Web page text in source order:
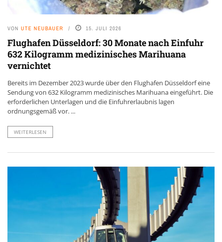
VON UTE NEUBAUER 15. JULI 2026
Flughafen Düsseldorf: 30 Monate nach Einfuhr
632 Kilogramm medizinisches Marihuana
vernichtet
Bereits im Dezember 2023 wurde über den Flughafen Düsseldorf eine
Sendung von 632 Kilogramm medizinisches Marihuana eingeführt. Die
erforderlichen Unterlagen und die Einfuhrerlaubnis lagen
ordnungsgemäß vor. ...
WEITERLESEN